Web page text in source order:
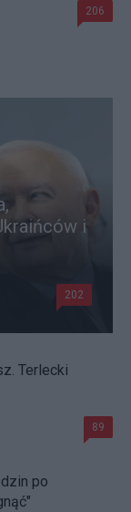
206
i
202
Terlecki
89
po